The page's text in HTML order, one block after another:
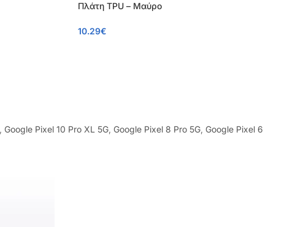
Πλάτη TPU – Μαύρο
10.29€
, Google Pixel 10 Pro XL 5G, Google Pixel 8 Pro 5G, Google Pixel 6